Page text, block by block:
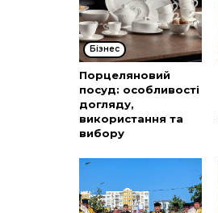
Бізнес
Порцеляновий
посуд: особливості
догляду,
використання та
вибору